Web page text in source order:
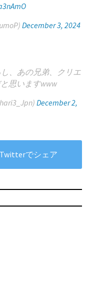
December 3, 2024
、あの兄弟、クリエ
思いますwww
December 2,
Twitterでシェア